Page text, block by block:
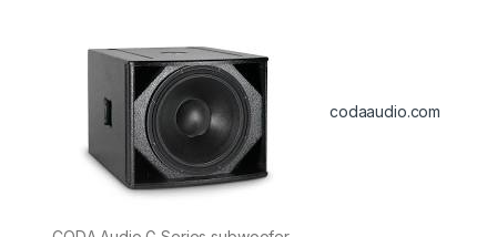
codaaudio.com